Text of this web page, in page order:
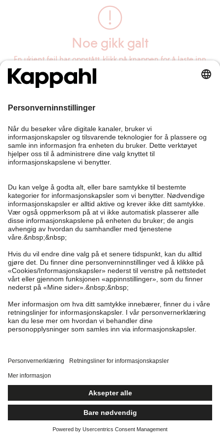
Noe gikk galt
En ukjent feil har oppstått, klikk på knappen for å laste inn
siden på nytt.